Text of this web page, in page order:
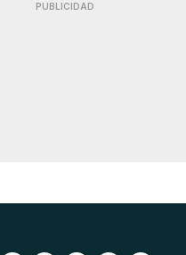
PUBLICIDAD